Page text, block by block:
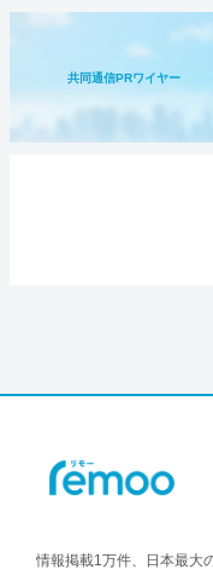
共同通信PRワイヤー
情報掲載1万件、日本最大